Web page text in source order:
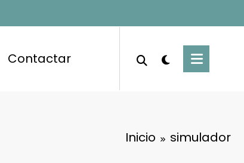
Contactar
Inicio simulador